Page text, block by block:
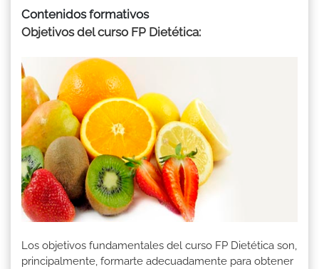
Contenidos formativos
Objetivos del curso FP Dietética:
Los objetivos fundamentales del curso FP Dietética son,
principalmente, formarte adecuadamente para obtener